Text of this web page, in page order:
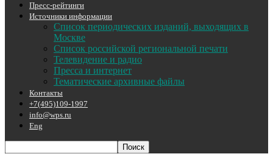
Пресс-рейтинги
Источники информации
Список периодических изданий, выходящих в
Москве
Список российской региональной печати
Телевидение и радио
Пресса и интернет
Тематические архивные файлы
Контакты
+7(495)109-1997
info@wps.ru
Eng